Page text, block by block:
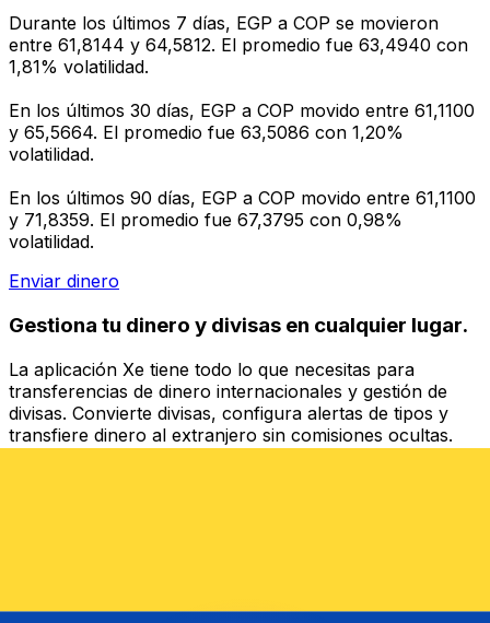
Durante los últimos 7 días, EGP a COP se movieron
entre 61,8144 y 64,5812. El promedio fue 63,4940 con
1,81% volatilidad.
En los últimos 30 días, EGP a COP movido entre 61,1100
y 65,5664. El promedio fue 63,5086 con 1,20%
volatilidad.
En los últimos 90 días, EGP a COP movido entre 61,1100
y 71,8359. El promedio fue 67,3795 con 0,98%
volatilidad.
Enviar dinero
Gestiona tu dinero y divisas en cualquier lugar.
La aplicación Xe tiene todo lo que necesitas para
transferencias de dinero internacionales y gestión de
divisas. Convierte divisas, configura alertas de tipos y
transfiere dinero al extranjero sin comisiones ocultas.